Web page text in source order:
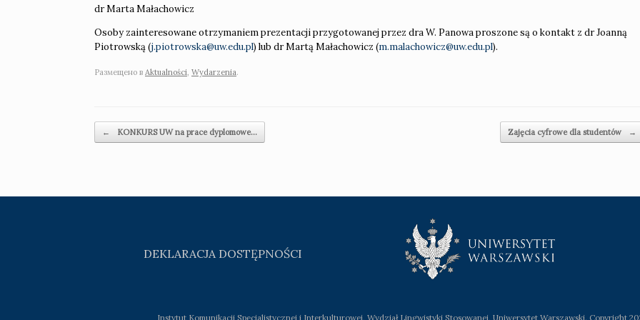
dr Marta Małachowicz
Osoby zainteresowane otrzymaniem prezentacji przygotowanej przez dra W. Panowa proszone są o kontakt z dr Joanną
Piotrowską (j.piotrowska@uw.edu.pl) lub dr Martą Małachowicz (m.malachowicz@uw.edu.pl).
Размещено в Aktualności Wydarzenia.
Навигация по записям
← KONKURS UW na prace dyplomowe… Zajęcia cyfrowe dla studentów →
DEKLARACJA DOSTĘPNOŚCI
Instytut Komunikacji Specjalistycznej i Interkulturowej, Wydział Lingwistyki Stosowanej, Uniwersytet Warszawski. Copyright